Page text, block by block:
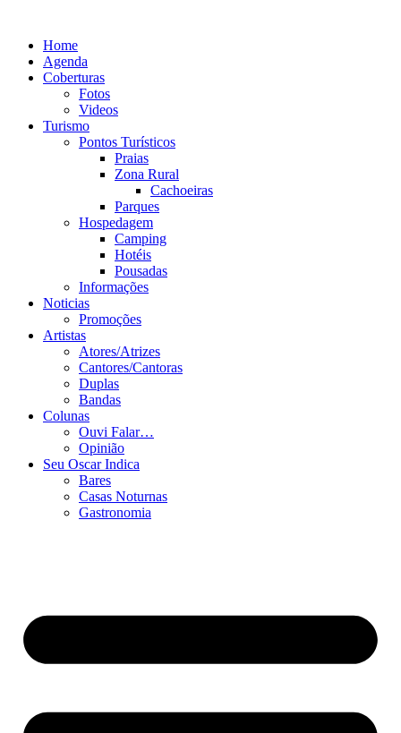
conteúdo
Home
Agenda
Coberturas
Fotos
Videos
Turismo
Pontos Turísticos
Praias
Zona Rural
Cachoeiras
Parques
Hospedagem
Camping
Hotéis
Pousadas
Informações
Noticias
Promoções
Artistas
Atores/Atrizes
Cantores/Cantoras
Duplas
Bandas
Colunas
Ouvi Falar…
Opinião
Seu Oscar Indica
Bares
Casas Noturnas
Gastronomia